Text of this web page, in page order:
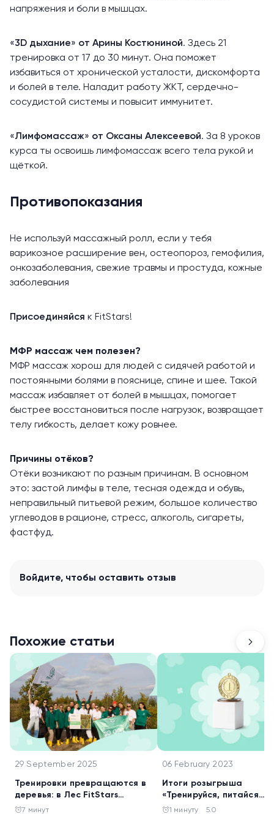
напряжения и боли в мышцах.
«3D дыхание» от Арины Костюниной. Здесь 21
тренировка от 17 до 30 минут. Она поможет
избавиться от хронической усталости, дискомфорта
и болей в теле. Наладит работу ЖКТ, сердечно-
сосудистой системы и повысит иммунитет.
«Лимфомассаж» от Оксаны Алексеевой. За 8 уроков
курса ты освоишь лимфомассаж всего тела рукой и
щёткой.
Противопоказания
Не используй массажный ролл, если у тебя
варикозное расширение вен, остеопороз, гемофилия,
онкозаболевания, свежие травмы и простуда, кожные
заболевания
Присоединяйся к FitStars!
МФР массаж чем полезен?
МФР массаж хорош для людей с сидячей работой и
постоянными болями в пояснице, спине и шее. Такой
массаж избавляет от болей в мышцах, помогает
быстрее восстановиться после нагрузок, возвращает
телу гибкость, делает кожу ровнее.
Причины отёков?
Отёки возникают по разным причинам. В основном
это: застой лимфы в теле, тесная одежда и обувь,
неправильный питьевой режим, большое количество
углеводов в рационе, стресс, алкоголь, сигареты,
фастфуд.
Войдите, чтобы оставить отзыв
Похожие статьи
29 September 2025
Тренировки превращаются в
деревья: в Лес FitStars
добавили 20 000 саженцев
7 минут
06 February 2023
Итоги розыгрыша
«Тренируйся, питайся
правильно и стройней!»
1 минуту 5.0